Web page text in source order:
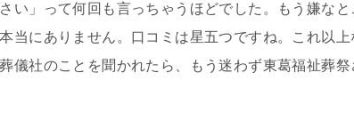
い」って何回も言っちゃうほどでした。もう嫌な
当にありません。口コミは星五つですね。これ以
儀社のことを聞かれたら、もう迷わず東葛福祉葬